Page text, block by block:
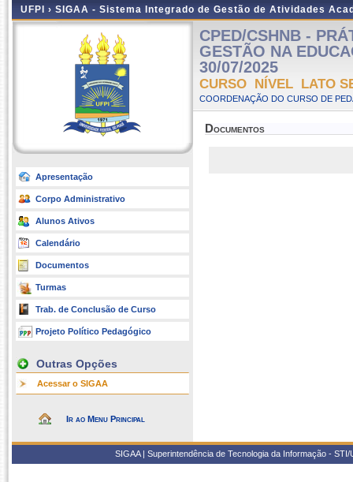
UFPI › SIGAA - Sistema Integrado de Gestão de Atividades
Apresentação
Corpo Administrativo
Alunos Ativos
Calendário
Documentos
Turmas
Trab. de Conclusão de Curso
Projeto Político Pedagógico
Outras Opções
Acessar o SIGAA
Ir ao Menu Principal
CPED/CSHNB -
GESTÃO NA
30/07/2025
CURSO NÍVEL LATO
COORDENAÇÃO DO CURSO DE
Documentos
SIGAA | Superintendência de Tecnologia da Informação -